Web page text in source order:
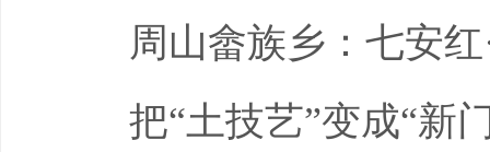
周山畲族乡：七安红
把“土技艺”变成“新